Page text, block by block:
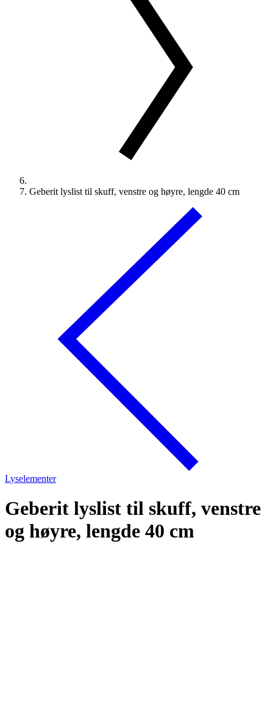
Geberit lyslist til skuff, venstre og høyre, lengde 40 cm
Lyselementer
Geberit lyslist til skuff, venstre
og høyre, lengde 40 cm